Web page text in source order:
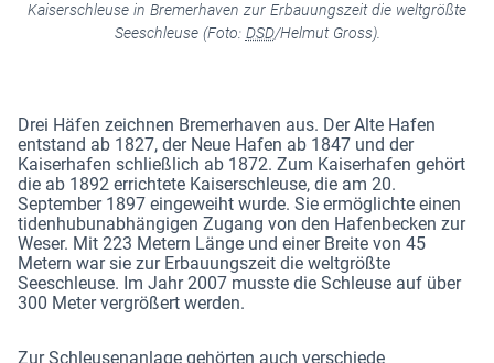
Kaiserschleuse in Bremerhaven zur Erbauungszeit die weltgrößte
Seeschleuse (Foto: DSD/Helmut Gross).
Drei Häfen zeichnen Bremerhaven aus. Der Alte Hafen
entstand ab 1827, der Neue Hafen ab 1847 und der
Kaiserhafen schließlich ab 1872. Zum Kaiserhafen gehört
die ab 1892 errichtete Kaiserschleuse, die am 20.
September 1897 eingeweiht wurde. Sie ermöglichte einen
tidenhubunabhängigen Zugang von den Hafenbecken zur
Weser. Mit 223 Metern Länge und einer Breite von 45
Metern war sie zur Erbauungszeit die weltgrößte
Seeschleuse. Im Jahr 2007 musste die Schleuse auf über
300 Meter vergrößert werden.
Zur Schleusenanlage gehörten auch verschiede